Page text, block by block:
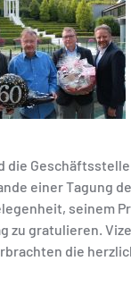
einer Tagung
seinem
zu gratulieren.
die